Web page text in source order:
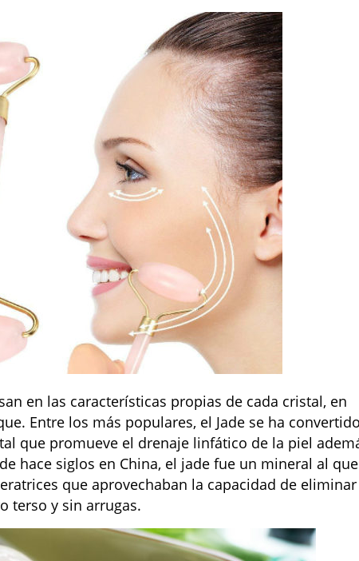
en las características propias de cada cristal, en
Entre los más populares, el Jade se ha
que promueve el drenaje linfático de la piel
hace siglos en China, el jade fue un mineral al que
que aprovechaban la capacidad de eliminar
terso y sin arrugas.